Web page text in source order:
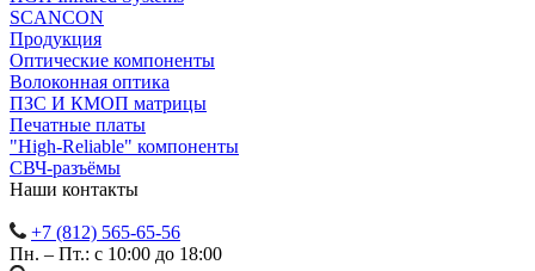
SCANCON
Продукция
Оптические компоненты
Волоконная оптика
ПЗС И КМОП матрицы
Печатные платы
"High-Reliable" компоненты
СВЧ-разъёмы
Наши контакты
+7 (812) 565-65-56
Пн. – Пт.: с 10:00 до 18:00